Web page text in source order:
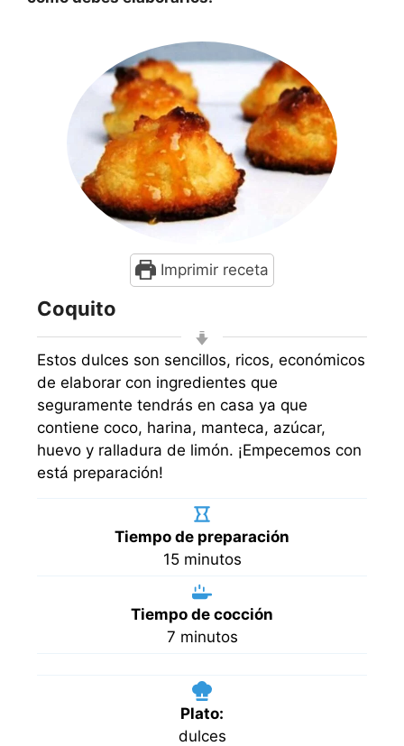
Imprimir receta
Coquito
Estos dulces son sencillos, ricos, económicos
de elaborar con ingredientes que
seguramente tendrás en casa ya que
contiene coco, harina, manteca, azúcar,
huevo y ralladura de limón. ¡Empecemos con
está preparación!
Tiempo de preparación
15minutos
minutos
Tiempo de cocción
7minutos
minutos
Plato:
dulces